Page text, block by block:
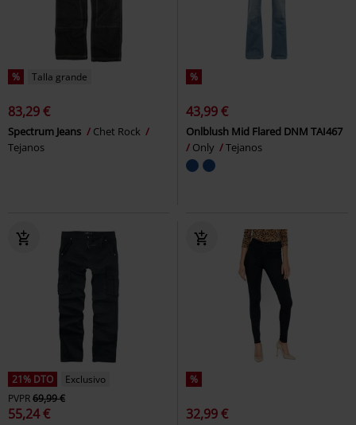
% Talla grande
83,29 €
Spectrum Jeans
Chet Rock
Tejanos
%
43,99 €
Onlblush Mid Flared DNM TAI467
Only
Tejanos
21% DTO
Exclusivo
PVPR69,99 €
55,24 €
%
32,99 €